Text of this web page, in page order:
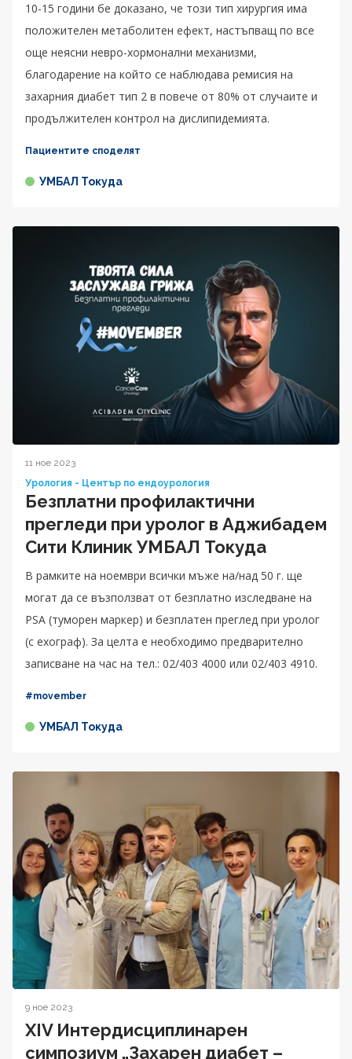
10-15 години бе доказано, че този тип хирургия има
положителен метаболитен ефект, настъпващ по все
още неясни невро-хормонални механизми,
благодарение на който се наблюдава ремисия на
захарния диабет тип 2 в повече от 80% от случаите и
продължителен контрол на дислипидемията.
Пациентите споделят
УМБАЛ Токуда
11 ное 2023
Урология - Център по ендоурология
Безплатни профилактични
прегледи при уролог в Аджибадем
Сити Клиник УМБАЛ Токуда
В рамките на ноември всички мъже на/над 50 г. ще
могат да се възползват от безплатно изследване на
PSA (туморен маркер) и безплатен преглед при уролог
(с ехограф). За целта е необходимо предварително
записване на час на тел.: 02/403 4000 или 02/403 4910.
#movember
УМБАЛ Токуда
9 ное 2023
XIV Интердисциплинарен
симпозиум „Захарен диабет –